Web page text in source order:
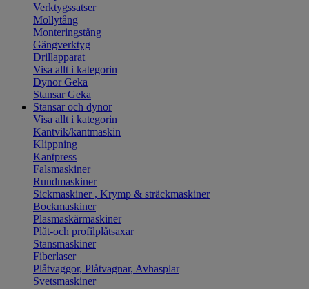
Verktygssatser
Mollytång
Monteringstång
Gängverktyg
Drillapparat
Visa allt i kategorin
Dynor Geka
Stansar Geka
Stansar och dynor
Visa allt i kategorin
Kantvik/kantmaskin
Klippning
Kantpress
Falsmaskiner
Rundmaskiner
Sickmaskiner , Krymp & sträckmaskiner
Bockmaskiner
Plasmaskärmaskiner
Plåt-och profilplåtsaxar
Stansmaskiner
Fiberlaser
Plåtvaggor, Plåtvagnar, Avhasplar
Svetsmaskiner